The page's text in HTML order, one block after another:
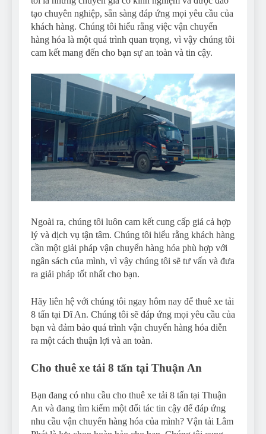
tạo chuyên nghiệp, sẵn sàng đáp ứng mọi yêu cầu của
khách hàng. Chúng tôi hiểu rằng việc vận chuyển
hàng hóa là một quá trình quan trọng, vì vậy chúng tôi
cam kết mang đến cho bạn sự an toàn và tin cậy.
Ngoài ra, chúng tôi luôn cam kết cung cấp giá cả hợp
lý và dịch vụ tận tâm. Chúng tôi hiểu rằng khách hàng
cần một giải pháp vận chuyển hàng hóa phù hợp với
ngân sách của mình, vì vậy chúng tôi sẽ tư vấn và đưa
ra giải pháp tốt nhất cho bạn.
Hãy liên hệ với chúng tôi ngay hôm nay để thuê xe tải
8 tấn tại Dĩ An. Chúng tôi sẽ đáp ứng mọi yêu cầu của
bạn và đảm bảo quá trình vận chuyển hàng hóa diễn
ra một cách thuận lợi và an toàn.
Cho thuê xe tải 8 tấn tại Thuận An
Bạn đang có nhu cầu cho thuê xe tải 8 tấn tại Thuận
An và đang tìm kiếm một đối tác tin cậy để đáp ứng
nhu cầu vận chuyển hàng hóa của mình? Vận tải Lâm